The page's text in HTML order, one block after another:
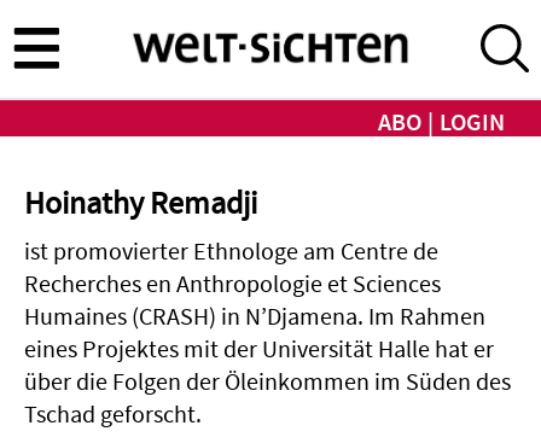
zum
Inhalt
ABO LOGIN
Hoinathy Remadji
ist promovierter Ethnologe am Centre de
Recherches en Anthropologie et Sciences
Humaines (CRASH) in N’Djamena. Im Rahmen
eines Projektes mit der Universität Halle hat er
über die Folgen der Öleinkommen im Süden des
Tschad geforscht.